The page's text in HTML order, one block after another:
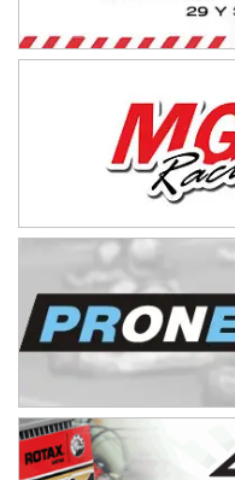
NORESTE SANTAFESINO - F6
Ciudad de Avellaneda (Asfalto)
SUR SANTAFESINO - F4
José Samuel Sánchez (Tierra)
Rufino (Santa Fe)
TUCUMANO - F5
Juan Navarro (Asfalto)
El Timbó (Tucumán)